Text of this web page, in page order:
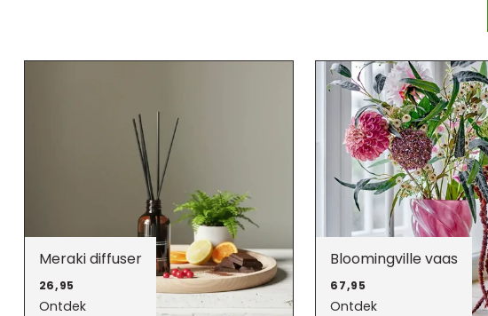
Meraki diffuser
26,95
Ontdek
Bloomingville vaas
67,95
Ontdek